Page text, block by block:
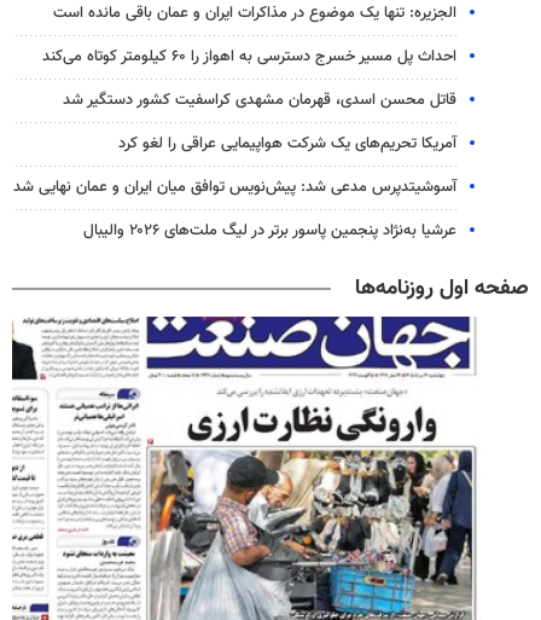
الجزیره: تنها یک موضوع در مذاکرات ایران و عمان باقی مانده است
احداث پل مسیر خسرج دسترسی به اهواز را ۶۰ کیلومتر کوتاه می‌کند
قاتل محسن اسدی، قهرمان مشهدی کراسفیت کشور دستگیر شد
آمریکا تحریم‌های یک شرکت هواپیمایی عراقی را لغو کرد
آسوشیتدپرس مدعی شد: پیش‌نویس توافق میان ایران و عمان نهایی شد
عرشیا به‌نژاد پنجمین پاسور برتر در لیگ ملت‌های ۲۰۲۶ والیبال
صفحه اول روزنامه‌ها